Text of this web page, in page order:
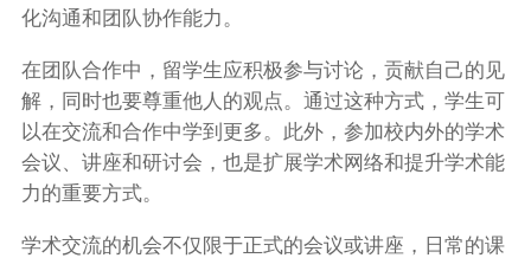
化沟通和团队协作能力。
在团队合作中，留学生应积极参与讨论，贡献自己的见
解，同时也要尊重他人的观点。通过这种方式，学生可
以在交流和合作中学到更多。此外，参加校内外的学术
会议、讲座和研讨会，也是扩展学术网络和提升学术能
力的重要方式。
学术交流的机会不仅限于正式的会议或讲座，日常的课